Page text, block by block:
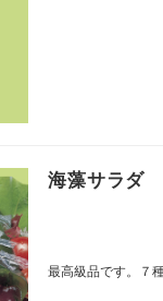
海藻サラダ
最高級品です。７